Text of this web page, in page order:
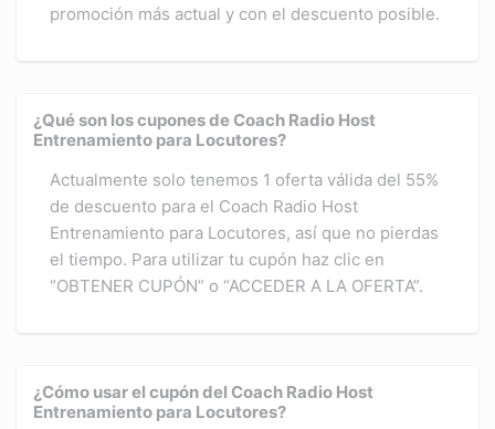
promoción más actual y con el descuento posible.
¿Qué son los cupones de Coach Radio Host
Entrenamiento para Locutores?
Actualmente solo tenemos 1 oferta válida del 55%
de descuento para el Coach Radio Host
Entrenamiento para Locutores, así que no pierdas
el tiempo. Para utilizar tu cupón haz clic en
“OBTENER CUPÓN” o “ACCEDER A LA OFERTA”.
¿Cómo usar el cupón del Coach Radio Host
Entrenamiento para Locutores?